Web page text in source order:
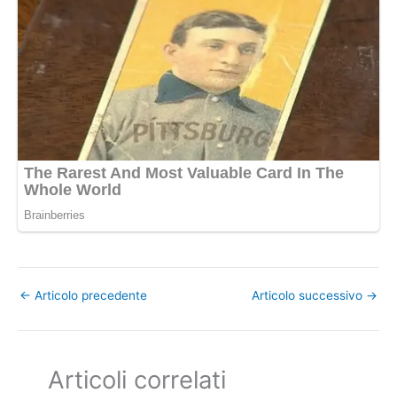
← Articolo precedente Articolo successivo →
Articoli correlati